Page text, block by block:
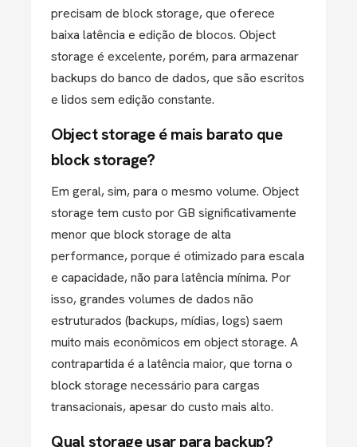
precisam de block storage, que oferece
baixa latência e edição de blocos. Object
storage é excelente, porém, para armazenar
backups do banco de dados, que são escritos
e lidos sem edição constante.
Object storage é mais barato que
block storage?
Em geral, sim, para o mesmo volume. Object
storage tem custo por GB significativamente
menor que block storage de alta
performance, porque é otimizado para escala
e capacidade, não para latência mínima. Por
isso, grandes volumes de dados não
estruturados (backups, mídias, logs) saem
muito mais econômicos em object storage. A
contrapartida é a latência maior, que torna o
block storage necessário para cargas
transacionais, apesar do custo mais alto.
Qual storage usar para backup?